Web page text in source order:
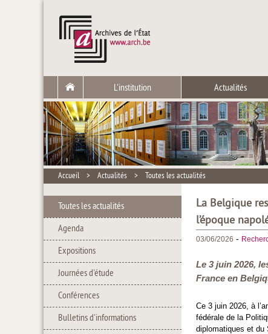
L'institution Actualités
Accueil > Actualités > Toutes les actualités
Toutes les actualités
Agenda
Expositions
Journées d'étude
Conférences
Bulletins d'informations
La Belgique
l’époque
03/06/2026 -
Le 3 juin 2026,
France en
Ce 3 juin 2026, à
fédérale de la
diplomatiques et du